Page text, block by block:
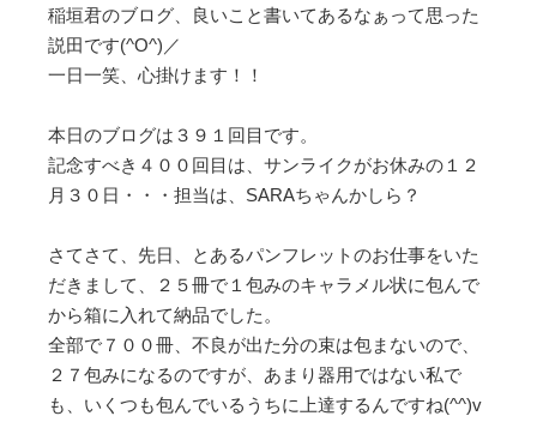
稲垣君のブログ、良いこと書いてあるなぁって思った
説田です(^O^)／
一日一笑、心掛けます！！
本日のブログは３９１回目です。
記念すべき４００回目は、サンライクがお休みの１２
月３０日・・・担当は、SARAちゃんかしら？
さてさて、先日、とあるパンフレットのお仕事をいた
だきまして、２５冊で１包みのキャラメル状に包んで
から箱に入れて納品でした。
全部で７００冊、不良が出た分の束は包まないので、
２７包みになるのですが、あまり器用ではない私で
も、いくつも包んでいるうちに上達するんですね(^^)v